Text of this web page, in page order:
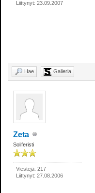
Liittynyt: 23.09.2007
Hae Galleria
Zeta
Soliferisti
Viestejä: 217
Liittynyt: 27.08.2006